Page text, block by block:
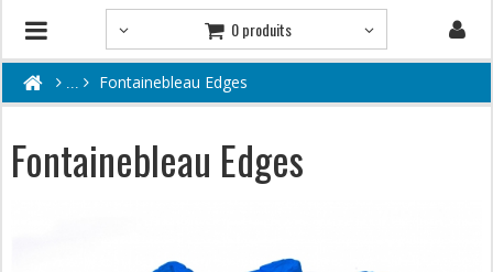
0 produits
Fontainebleau Edges
Fontainebleau Edges